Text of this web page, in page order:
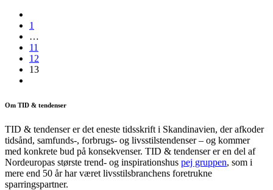
1
…
11
12
13
Om TID & tendenser
TID & tendenser er det eneste tidsskrift i Skandinavien, der afkoder
tidsånd, samfunds-, forbrugs- og livsstilstendenser – og kommer
med konkrete bud på konsekvenser. TID & tendenser er en del af
Nordeuropas største trend- og inspirationshus pej gruppen, som i
mere end 50 år har været livsstilsbranchens foretrukne
sparringspartner.